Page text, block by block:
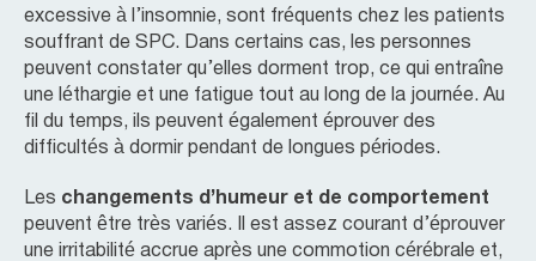
excessive à l’insomnie, sont fréquents chez les patients
souffrant de SPC. Dans certains cas, les personnes
peuvent constater qu’elles dorment trop, ce qui entraîne
une léthargie et une fatigue tout au long de la journée. Au
fil du temps, ils peuvent également éprouver des
difficultés à dormir pendant de longues périodes.
Les changements d’humeur et de comportement
peuvent être très variés. Il est assez courant d’éprouver
une irritabilité accrue après une commotion cérébrale et,